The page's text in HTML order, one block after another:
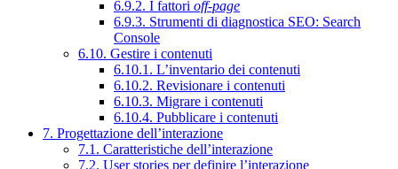
6.9.2. I fattori off-page
6.9.3. Strumenti di diagnostica SEO: Search
Console
6.10. Gestire i contenuti
6.10.1. L’inventario dei contenuti
6.10.2. Revisionare i contenuti
6.10.3. Migrare i contenuti
6.10.4. Pubblicare i contenuti
7. Progettazione dell’interazione
7.1. Caratteristiche dell’interazione
7.2. User stories per definire l’interazione